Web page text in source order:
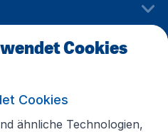
Cookies
Cookies
ähnliche Technologien,